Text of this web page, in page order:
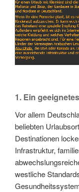
1. Ein
Vor allem
beliebten
Destinationen
Infrastruktur,
westliche